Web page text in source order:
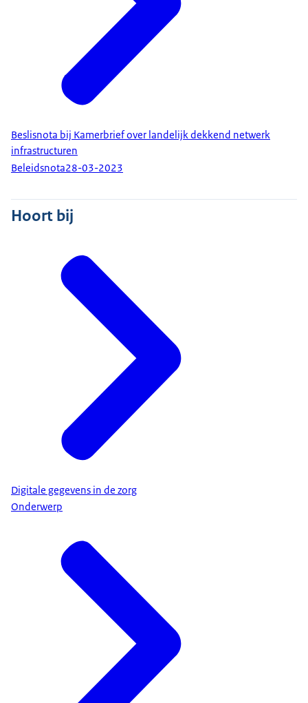
Beslisnota bij Kamerbrief over landelijk dekkend netwerk
infrastructuren
Beleidsnota28-03-2023
Hoort bij
Digitale gegevens in de zorg
Onderwerp